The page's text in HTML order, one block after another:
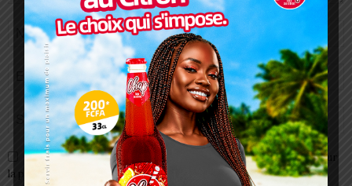
Enregistrer mon nom, email et site web dans ce navigateur pour
la prochaine fois que je commenterai.